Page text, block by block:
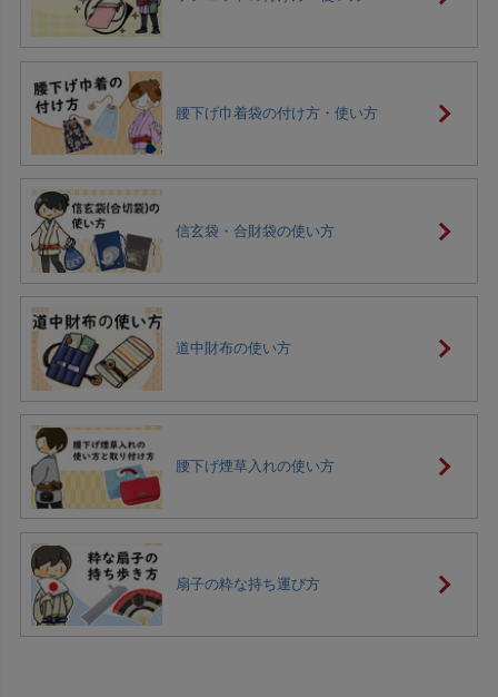
腰下げ巾着袋の付け方・使い方
信玄袋・合財袋の使い方
道中財布の使い方
腰下げ煙草入れの使い方
扇子の粋な持ち運び方